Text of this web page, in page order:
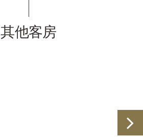
其他客房